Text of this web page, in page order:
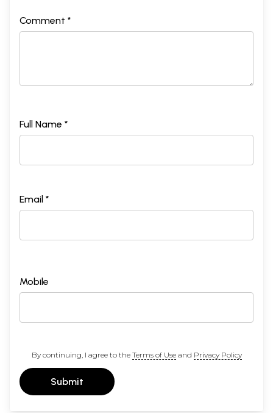
Comment *
Full Name *
Email *
Mobile
By continuing, I agree to the Terms of Useand Privacy Policy
Submit